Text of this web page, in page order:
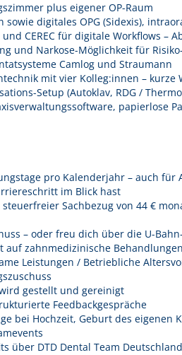
plus eigener OP-Raum
sowie digitales OPG (Sidexis),
CEREC für digitale Workflows –
und Narkose-Möglichkeit für
Camlog und Straumann
mit vier Kolleg:innen – kurze
Setup (Autoklav, RDG /
papierlose
pro Kalenderjahr – auch
im Blick hast
Sachbezug von 44 €
– oder freu dich über die U-
auf zahnmedizinische
Leistungen / Betriebliche
gestellt und gereinigt
Feedbackgespräche
bei Hochzeit, Geburt des eigenen
über DTD Dental Team Deutschland